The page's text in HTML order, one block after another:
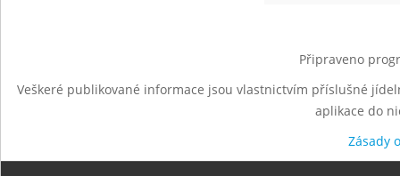
Připraveno
Veškeré publikované informace jsou vlastnictvím příslušné
aplikace do
Zásady